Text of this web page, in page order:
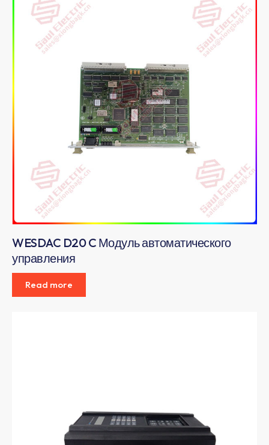
WESDAC D20 C Модуль автоматического
управления
Read more